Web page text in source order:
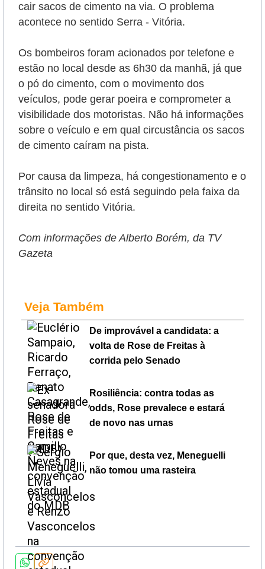
cair sacos de cimento na via. O problema
acontece no sentido Serra - Vitória.
Os bombeiros foram acionados por telefone e
estão no local desde as 6h30 da manhã, já que
o pó do cimento, com o movimento dos
veículos, pode gerar poeira e comprometer a
visibilidade dos motoristas. Não há informações
sobre o veículo e em qual circustância os sacos
de cimento caíram na pista.
Por causa da limpeza, há congestionamento e o
trânsito no local só está seguindo pela faixa da
direita no sentido Vitória.
Com informações de Alberto Borém, da TV
Gazeta
Veja Também
De improvável a candidata: a
volta de Rose de Freitas à
corrida pelo Senado
Rosiliência: contra todas as
odds, Rose prevalece e estará
de novo nas urnas
Por que, desta vez, Meneguelli
não tomou uma rasteira